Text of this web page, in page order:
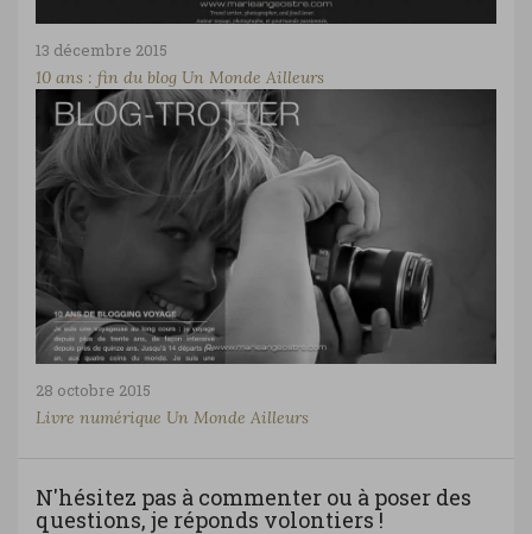
13 décembre 2015
10 ans : fin du blog Un Monde Ailleurs
28 octobre 2015
Livre numérique Un Monde Ailleurs
N'hésitez pas à commenter ou à poser des
questions, je réponds volontiers !